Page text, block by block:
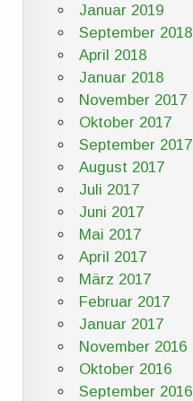
Januar 2019
September 2018
April 2018
Januar 2018
November 2017
Oktober 2017
September 2017
August 2017
Juli 2017
Juni 2017
Mai 2017
April 2017
März 2017
Februar 2017
Januar 2017
November 2016
Oktober 2016
September 2016